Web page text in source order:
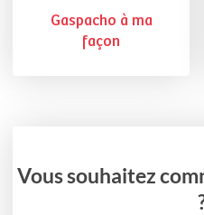
Gaspacho à ma
façon
Vous souhaitez